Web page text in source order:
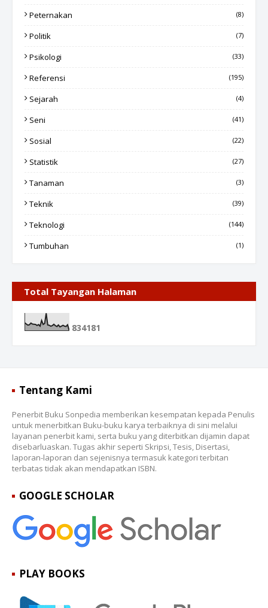
Peternakan (8)
Politik (7)
Psikologi (33)
Referensi (195)
Sejarah (4)
Seni (41)
Sosial (22)
Statistik (27)
Tanaman (3)
Teknik (39)
Teknologi (144)
Tumbuhan (1)
Total Tayangan Halaman
834181
Tentang Kami
Penerbit Buku Sonpedia memberikan kesempatan kepada Penulis
untuk menerbitkan Buku-buku karya terbaiknya di sini melalui
layanan penerbit kami, serta buku yang diterbitkan dijamin dapat
disebarluaskan. Tugas akhir seperti Skripsi, Tesis, Disertasi,
laporan-laporan dan sejenisnya termasuk kategori terbitan
terbatas tidak akan mendapatkan ISBN.
GOOGLE SCHOLAR
PLAY BOOKS